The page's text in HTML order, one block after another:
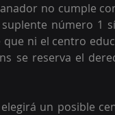
no cumple
número 1
ni el centro
se reserva el
un posible